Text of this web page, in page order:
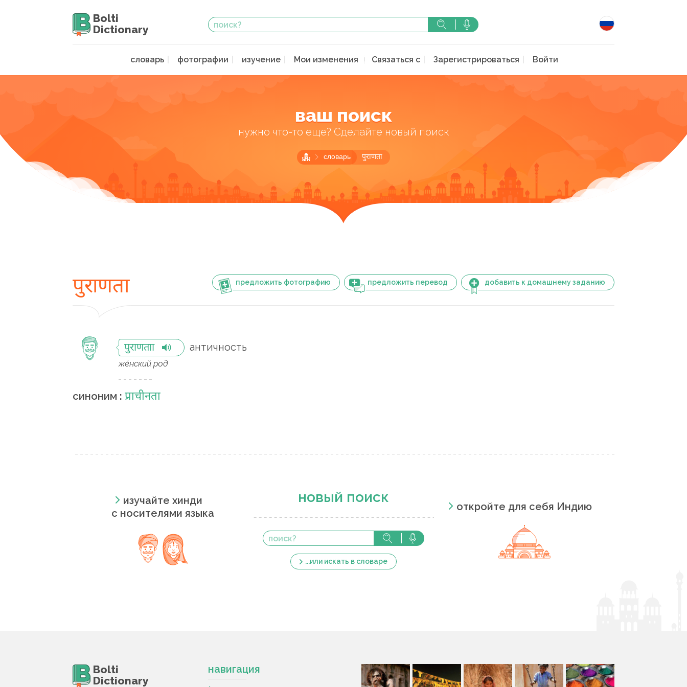
Bolti
Dictionary
словарь фотографии изучение Мои изменения Связаться с Зарегистрироваться Войти
ваш поиск
нужно что-то еще? Сделайте новый поиск
словарь पुराणता
предложить фотографию предложить перевод добавить к домашнему заданию
पुराणता
पुराणताा античность
же́нский род
синоним : प्राचीनता
изучайте хинди
с носителями языка
новый поиск
...или искать в словаре
откройте для себя Индию
Bolti
Dictionary
навигация